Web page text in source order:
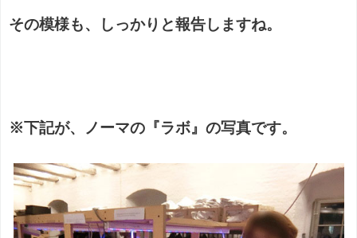
その模様も、しっかりと報告しますね。
※下記が、ノーマの『ラボ』の写真です。